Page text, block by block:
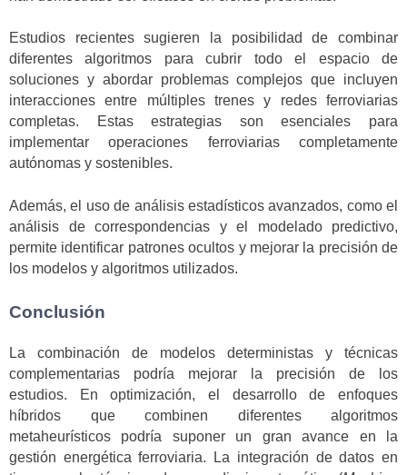
Estudios recientes sugieren la posibilidad de combinar
diferentes algoritmos para cubrir todo el espacio de
soluciones y abordar problemas complejos que incluyen
interacciones entre múltiples trenes y redes ferroviarias
completas. Estas estrategias son esenciales para
implementar operaciones ferroviarias completamente
autónomas y sostenibles.
Además, el uso de análisis estadísticos avanzados, como el
análisis de correspondencias y el modelado predictivo,
permite identificar patrones ocultos y mejorar la precisión de
los modelos y algoritmos utilizados.
Conclusión
La combinación de modelos deterministas y técnicas
complementarias podría mejorar la precisión de los
estudios. En optimización, el desarrollo de enfoques
híbridos que combinen diferentes algoritmos
metaheurísticos podría suponer un gran avance en la
gestión energética ferroviaria. La integración de datos en